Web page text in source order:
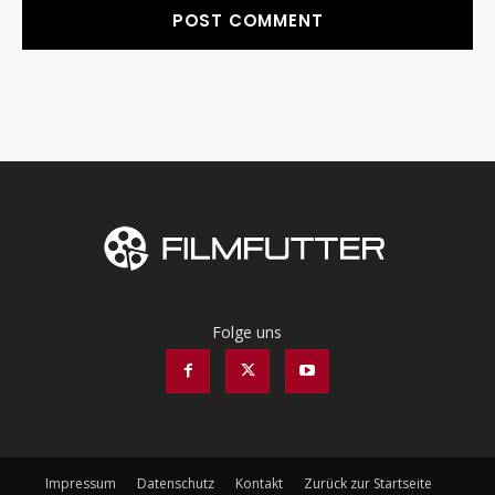
Folge uns
Impressum Datenschutz Kontakt Zurück zur Startseite